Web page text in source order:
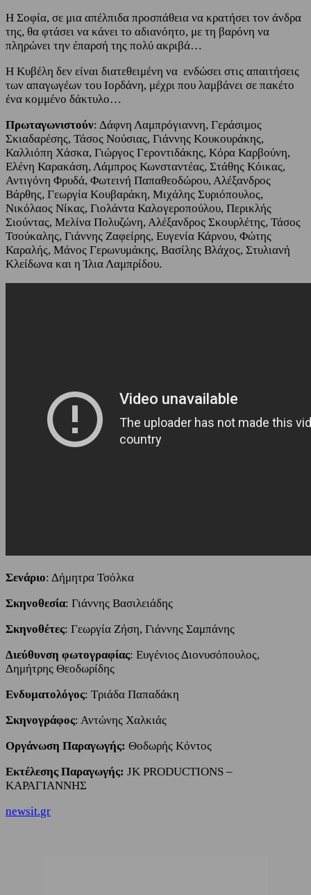
Η Σοφία, σε μια απέλπιδα προσπάθεια να κρατήσει τον άνδρα
της, θα φτάσει να κάνει το αδιανόητο, με τη βαρόνη να
πληρώνει την έπαρσή της πολύ ακριβά…
Η Κυβέλη δεν είναι διατεθειμένη να ενδώσει στις απαιτήσεις
των απαγωγέων του Ιορδάνη, μέχρι που λαμβάνει σε πακέτο
ένα κομμένο δάκτυλο…
Πρωταγωνιστούν: Δάφνη Λαμπρόγιαννη, Γεράσιμος
Σκιαδαρέσης, Τάσος Νούσιας, Γιάννης Κουκουράκης,
Καλλιόπη Χάσκα, Γιώργος Γεροντιδάκης, Κόρα Καρβούνη,
Ελένη Καρακάση, Λάμπρος Κωνσταντέας, Στάθης Κόικας,
Αντιγόνη Φρυδά, Φωτεινή Παπαθεοδώρου, Αλέξανδρος
Βάρθης, Γεωργία Κουβαράκη, Μιχάλης Συριόπουλος,
Νικόλαος Νίκας, Γιολάντα Καλογεροπούλου, Περικλής
Σιούντας, Μελίνα Πολυζώνη, Αλέξανδρος Σκουρλέτης, Τάσος
Τσούκαλης, Γιάννης Ζαφείρης, Ευγενία Κάρνου, Φώτης
Καραλής, Μάνος Γερωνυμάκης, Βασίλης Βλάχος, Στυλιανή
Κλείδωνα και η Ίλια Λαμπρίδου.
Σενάριο: Δήμητρα Τσόλκα
Σκηνοθεσία: Γιάννης Βασιλειάδης
Σκηνοθέτες: Γεωργία Ζήση, Γιάννης Σαμπάνης
Διεύθυνση φωτογραφίας: Ευγένιος Διονυσόπουλος,
Δημήτρης Θεοδωρίδης
Ενδυματολόγος: Τριάδα Παπαδάκη
Σκηνογράφος: Αντώνης Χαλκιάς
Οργάνωση Παραγωγής: Θοδωρής Κόντος
Εκτέλεσης Παραγωγής: JK PRODUCTIONS –
ΚΑΡΑΓΙΑΝΝΗΣ
newsit.gr